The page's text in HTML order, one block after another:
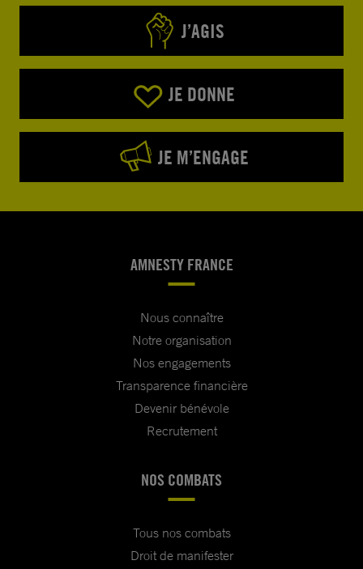
J’AGIS
JE DONNE
JE M’ENGAGE
AMNESTY FRANCE
Nous connaître
Notre organisation
Nos engagements
Transparence financière
Devenir bénévole
Recrutement
NOS COMBATS
Tous nos combats
Droit de manifester